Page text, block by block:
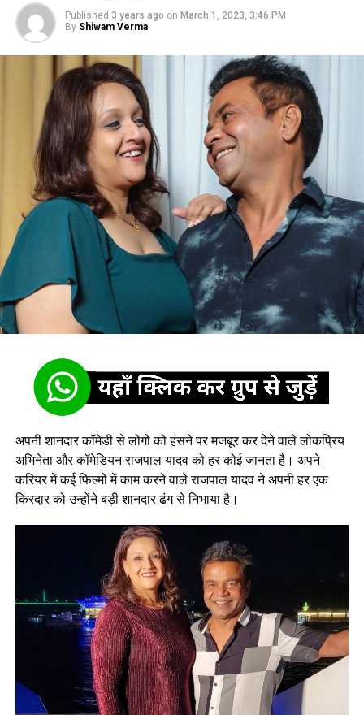
Published 3 years ago on March 1, 2023, 3:46 PM
By Shiwam Verma
अपनी शानदार कॉमेडी से लोगों को हंसने पर मजबूर कर देने वाले लोकप्रिय
अभिनेता और कॉमेडियन राजपाल यादव को हर कोई जानता है। अपने
करियर में कई फिल्मों में काम करने वाले राजपाल यादव ने अपनी हर एक
किरदार को उन्होंने बड़ी शानदार ढंग से निभाया है।